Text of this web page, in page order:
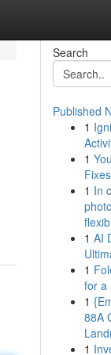
Search
Published
1
1
1 In
1 AI
1
for a
1
88A
1